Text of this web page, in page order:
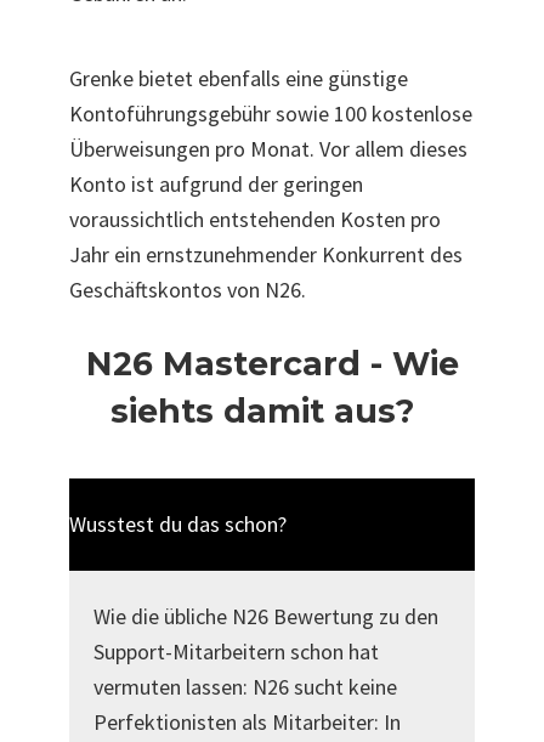
Grenke bietet ebenfalls eine günstige
Kontoführungsgebühr sowie 100 kostenlose
Überweisungen pro Monat. Vor allem dieses
Konto ist aufgrund der geringen
voraussichtlich entstehenden Kosten pro
Jahr ein ernstzunehmender Konkurrent des
Geschäftskontos von N26.
N26 Mastercard - Wie
siehts damit aus?
Wusstest du das schon?
Wie die übliche N26 Bewertung zu den
Support-Mitarbeitern schon hat
vermuten lassen: N26 sucht keine
Perfektionisten als Mitarbeiter: In